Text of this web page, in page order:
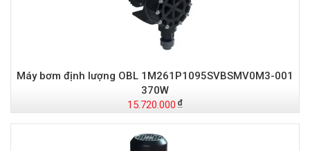
Máy bơm định lượng OBL 1M261P1095SVBSMV0M3-001
370W
15.720.000